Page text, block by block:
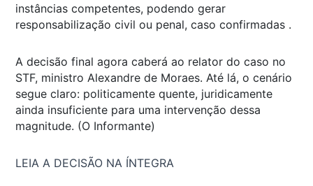
instâncias competentes, podendo gerar
responsabilização civil ou penal, caso confirmadas .
A decisão final agora caberá ao relator do caso no
STF, ministro Alexandre de Moraes. Até lá, o cenário
segue claro: politicamente quente, juridicamente
ainda insuficiente para uma intervenção dessa
magnitude. (O Informante)
LEIA A DECISÃO NA ÍNTEGRA